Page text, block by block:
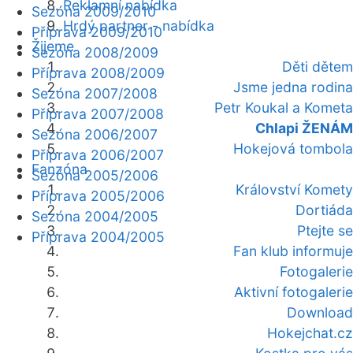
Reklamní nabídka
Hrdý partner - nabídka
Žijeme
Děti dětem
Jsme jedna rodina
Petr Koukal a Kometa
Chlapi ŽENÁM
Hokejová tombola
Fanzóna
Království Komety
Dortiáda
Ptejte se
Fan klub informuje
Fotogalerie
Aktivní fotogalerie
Download
Hokejchat.cz
Sezóna 2009/2010
Příprava 2009/2010
Sezóna 2008/2009
Příprava 2008/2009
Sezóna 2007/2008
Příprava 2007/2008
Sezóna 2006/2007
Příprava 2006/2007
Sezóna 2005/2006
Příprava 2005/2006
Sezóna 2004/2005
Příprava 2004/2005